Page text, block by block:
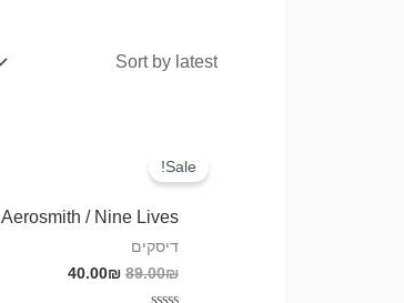
Sale!
Aerosmith / Nine Lives
דיסקים
89.00₪
40.00₪